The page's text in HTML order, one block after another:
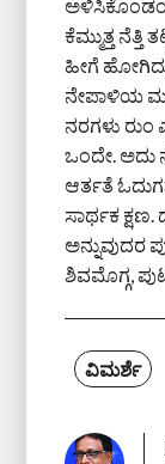
ಕೆಮ್ಮುತ್ತ
ಹೀಗೆ ಹೋಗಿದ್ದು
ನೇಪಾಳಿಯ
ನರಗಳು ರುಂ
ಒಂದೇ.
ಆರ್ತತೆ
ಸಾರ್ಥಕ
ಅನ್ನುವುದರ
ಶಿವಮೊಗ್ಗ,
ವಿಮರ್ಶೆ